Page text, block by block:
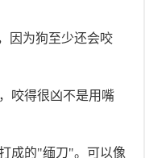
因为狗至少还会咬
咬得很凶不是用嘴
成的"缅刀"。可以像